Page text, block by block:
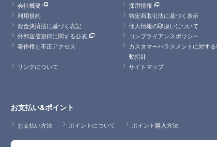
会社概要
採用情報
利用規約
特定商取引法に基づく表示
資金決済法に基づく表記
個人情報の取扱いについて
外部送信規律に関する公表
コンプライアンスポリシー
著作権と不正アクセス
カスタマーハラスメントに対す
動指針
リンクについて
サイトマップ
お支払い&ポイント
お支払い方法 ポイントについて ポイント購入方法